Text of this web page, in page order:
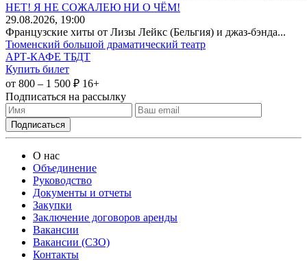
НЕТ! Я НЕ СОЖАЛЕЮ НИ О ЧЁМ!
29.08.2026, 19:00
Французские хиты от Лизы Лейкс (Бельгия) и джаз-бэнда...
Тюменский большой драматический театр
АРТ-КАФЕ ТБДТ
Купить билет
от 800 – 1 500 ₽ 16+
Подписаться на рассылку
О нас
Объединение
Руководство
Документы и отчеты
Закупки
Заключение договоров аренды
Вакансии
Вакансии (СЗО)
Контакты